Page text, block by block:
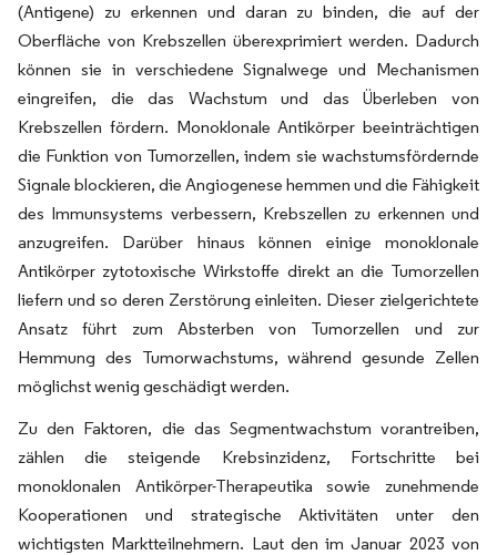
(Antigene) zu erkennen und daran zu binden, die auf der
Oberfläche von Krebszellen überexprimiert werden. Dadurch
können sie in verschiedene Signalwege und Mechanismen
eingreifen, die das Wachstum und das Überleben von
Krebszellen fördern. Monoklonale Antikörper beeinträchtigen
die Funktion von Tumorzellen, indem sie wachstumsfördernde
Signale blockieren, die Angiogenese hemmen und die Fähigkeit
des Immunsystems verbessern, Krebszellen zu erkennen und
anzugreifen. Darüber hinaus können einige monoklonale
Antikörper zytotoxische Wirkstoffe direkt an die Tumorzellen
liefern und so deren Zerstörung einleiten. Dieser zielgerichtete
Ansatz führt zum Absterben von Tumorzellen und zur
Hemmung des Tumorwachstums, während gesunde Zellen
möglichst wenig geschädigt werden.
Zu den Faktoren, die das Segmentwachstum vorantreiben,
zählen die steigende Krebsinzidenz, Fortschritte bei
monoklonalen Antikörper-Therapeutika sowie zunehmende
Kooperationen und strategische Aktivitäten unter den
wichtigsten Marktteilnehmern. Laut den im Januar 2023 von